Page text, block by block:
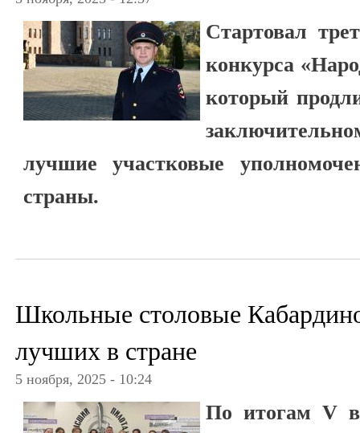
Стартовал
конкурса
который
лучшие участковые
страны.
Школьные столовые
лучших в стране
5 ноября, 2025 - 10:24
По итогам V